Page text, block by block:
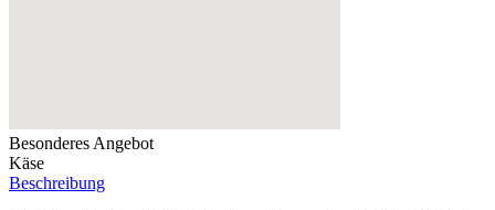
Besonderes Angebot
Käse
Beschreibung